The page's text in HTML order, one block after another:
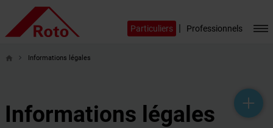
Particuliers | Professionnels
help_outline
headset_mic
mail_outline
home Informations légales
Informations légales